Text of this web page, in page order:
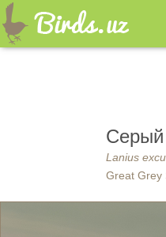
Серый
Lanius
Great Grey